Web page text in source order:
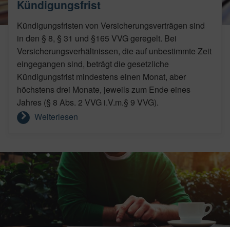
Kündigungsfrist
Kündigungsfristen von Versicherungsverträgen sind
in den § 8, § 31 und §165 VVG geregelt. Bei
Versicherungsverhältnissen, die auf unbestimmte Zeit
eingegangen sind, beträgt die gesetzliche
Kündigungsfrist mindestens einen Monat, aber
höchstens drei Monate, jeweils zum Ende eines
Jahres (§ 8 Abs. 2 VVG i.V.m.§ 9 VVG).
Weiterlesen